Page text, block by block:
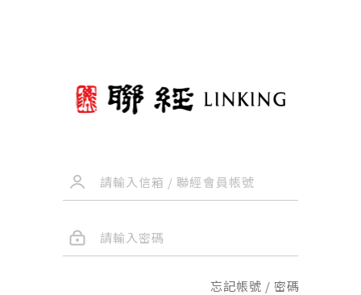
忘記帳號 / 密碼